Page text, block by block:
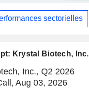
Krystal Biotech, Inc.
Inc., Q2 2026
Aug 03, 2026
sectorielles